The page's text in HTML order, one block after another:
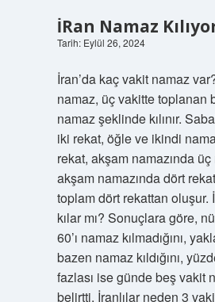
İRan Namaz
Tarih: Eylül 26, 2024
İran’da kaç vakit namaz
namaz, üç vakitte toplanan
namaz şeklinde kılınır.
iki rekat, öğle ve ikindi
rekat, akşam namazında
akşam namazında dört
toplam dört rekattan oluşur.
kılar mı? Sonuçlara göre,
60’ı namaz kılmadığını,
bazen namaz kıldığını,
fazlası ise günde beş vakit
belirtti. İranlılar neden 3